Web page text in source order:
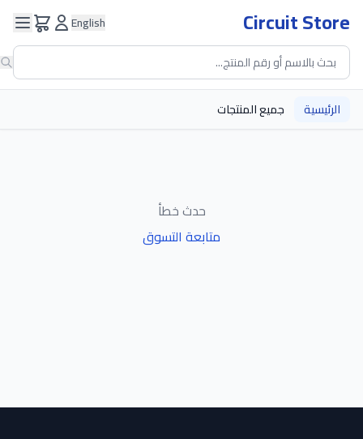
Circuit Store
English
الرئيسية جميع المنتجات
حدث خطأ
متابعة التسوق